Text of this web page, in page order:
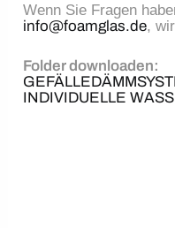
Wenn Sie Fragen
info@foamglas.de,
Folder downloaden:
INDIVIDUELLE